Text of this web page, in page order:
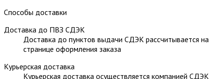
Способы доставки
Доставка до ПВЗ СДЭК
Доставка до пунктов выдачи СДЭК рассчитывается на
странице оформления заказа
Курьерская доставка
Курьерская доставка осуществляется компанией СДЭК